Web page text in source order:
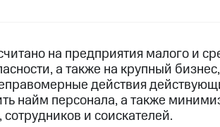
на предприятия малого и
а также на крупный
действия
найм персонала, а также
сотрудников и соискателей.